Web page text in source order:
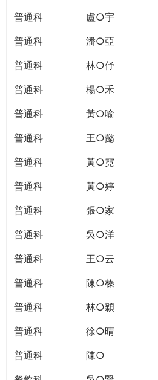
格。
WAGOR
TODAY
THE
WORLD
PUTTING
YOU
THE
r
e
普通科
盧○宇
普通科
潘○亞
普通科
林○伃
普通科
楊○禾
普通科
黃○喻
普通科
王○懿
普通科
黃○霓
普通科
黃○婷
普通科
張○家
普通科
吳○洋
普通科
王○云
普通科
陳○榛
普通科
林○穎
普通科
徐○晴
普通科
陳○